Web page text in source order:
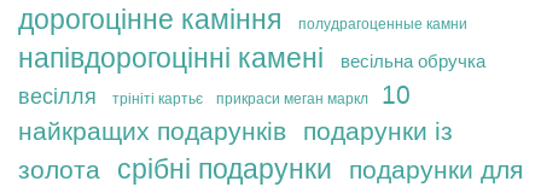
дорогоцінне каміння полудрагоценные камни
напівдорогоцінні камені весільна обручка
весілля трініті картьє прикраси меган маркл
10
найкращих подарунків подарунки із
золота срібні подарунки подарунки для